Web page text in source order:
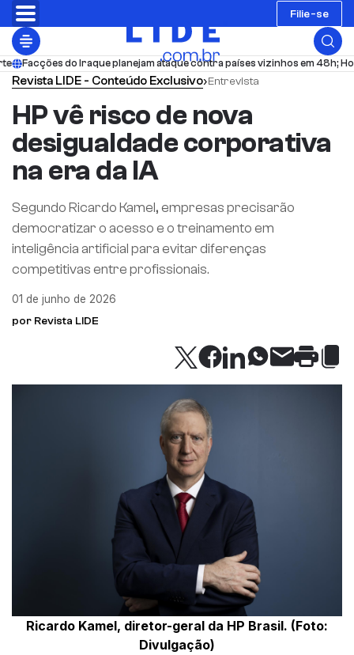
Filie-se
Iraque planejam ataque contra países vizinhos em 48h; Houthis atacam
Revista LIDE - Conteúdo Exclusivo›Entrevista
HP vê risco de nova
desigualdade corporativa
na era da IA
Segundo Ricardo Kamel, empresas precisarão
democratizar o acesso e o treinamento em
inteligência artificial para evitar diferenças
competitivas entre profissionais.
01 de junho de 2026
por Revista LIDE
Ricardo Kamel, diretor-geral da HP Brasil. (Foto:
Divulgação)